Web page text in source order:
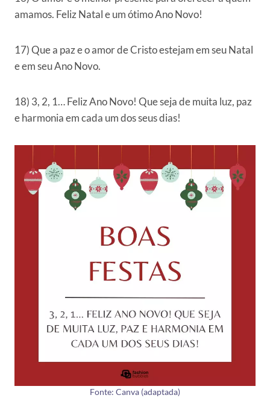
amamos. Feliz Natal e um ótimo Ano Novo!
17) Que a paz e o amor de Cristo estejam em seu Natal
e em seu Ano Novo.
18) 3, 2, 1… Feliz Ano Novo! Que seja de muita luz, paz
e harmonia em cada um dos seus dias!
Fonte: Canva (adaptada)